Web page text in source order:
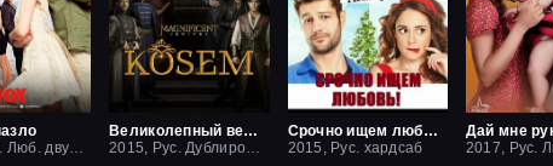
Великолепный век: Империя Кёсем
Срочно ищем любовь
2015, Рус. хардсаб